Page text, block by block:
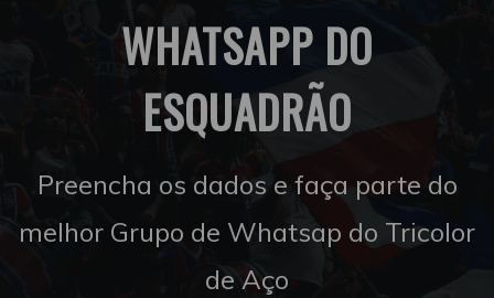
WHATSAPP DO
ESQUADRÃO
Preencha os dados e faça parte do
melhor Grupo de Whatsap do Tricolor
de Aço